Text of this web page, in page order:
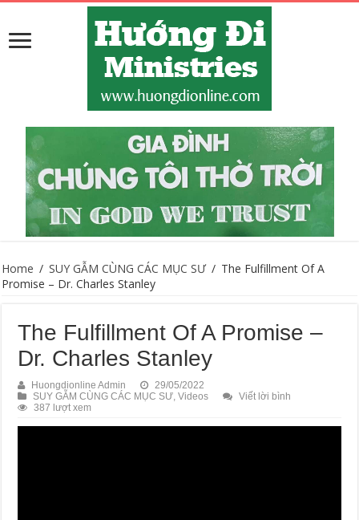
Home / SUY GẪM CÙNG CÁC MỤC SƯ / The Fulfillment Of A
Promise – Dr. Charles Stanley
The Fulfillment Of A Promise –
Dr. Charles Stanley
Huongdionline Admin
29/05/2022
SUY GẪM CÙNG CÁC MỤC SƯ,Videos
Viết lời bình
387 lượt xem